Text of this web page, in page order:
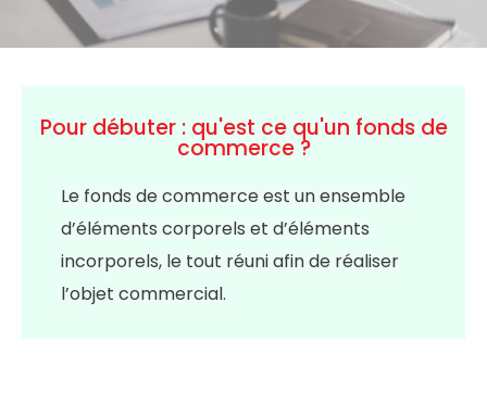
Pour débuter : qu'est ce qu'un fonds de
commerce ?
Le fonds de commerce est un ensemble
d’éléments corporels et d’éléments
incorporels, le tout réuni afin de réaliser
l’objet commercial.